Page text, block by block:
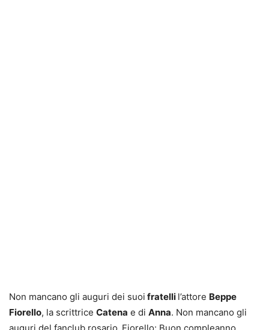
Non mancano gli auguri dei suoi fratelli l’attore Beppe
Fiorello, la scrittrice Catena e di Anna. Non mancano gli